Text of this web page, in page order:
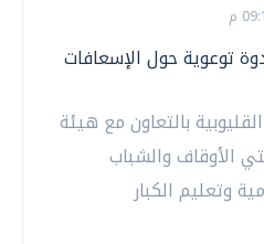
توعوية حول الإسعافات
بالتعاون مع هيئة
الأوقاف والشباب
وتعليم الكبار